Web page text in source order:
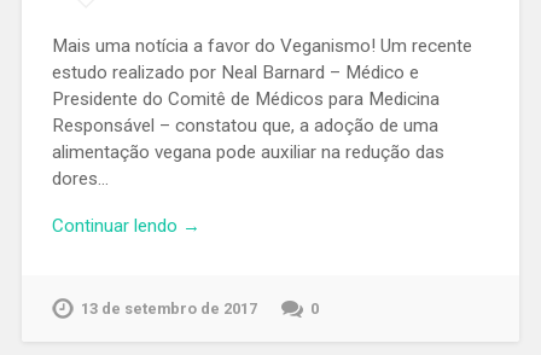
Mais uma notícia a favor do Veganismo! Um recente
estudo realizado por Neal Barnard – Médico e
Presidente do Comitê de Médicos para Medicina
Responsável – constatou que, a adoção de uma
alimentação vegana pode auxiliar na redução das
dores…
Continuar lendo →
13 de setembro de 2017 0